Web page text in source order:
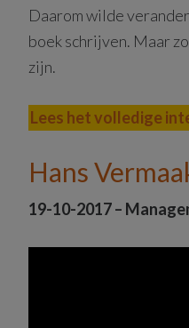
Daarom wilde
boek schrijven. Maar
zijn.
Lees het volledige
Hans
19-10-2017 –